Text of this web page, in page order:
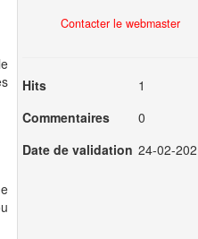
Contacter le webmaster
Hits
1
Commentaires
0
Date de validation 24-02-